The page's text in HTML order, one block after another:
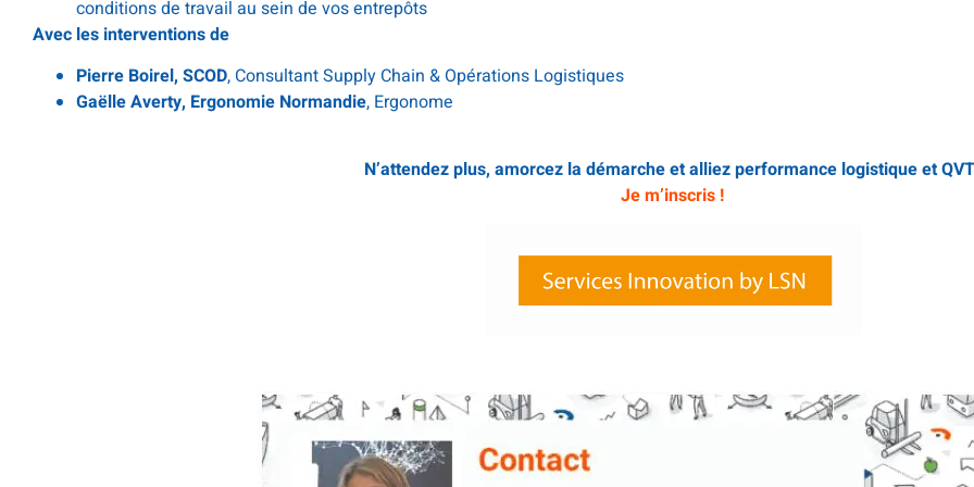
conditions de travail au sein de vos entrepôts
Avec les interventions de
Pierre Boirel, SCOD, Consultant Supply Chain & Opérations Logistiques
Gaëlle Averty, Ergonomie Normandie, Ergonome
N’attendez plus, amorcez la démarcheet alliez performance logistique et
Je m’inscris !